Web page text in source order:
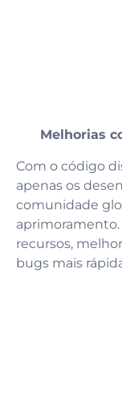
Melhorias
Com o código
apenas os
comunidade
aprimoramento.
recursos,
bugs mais